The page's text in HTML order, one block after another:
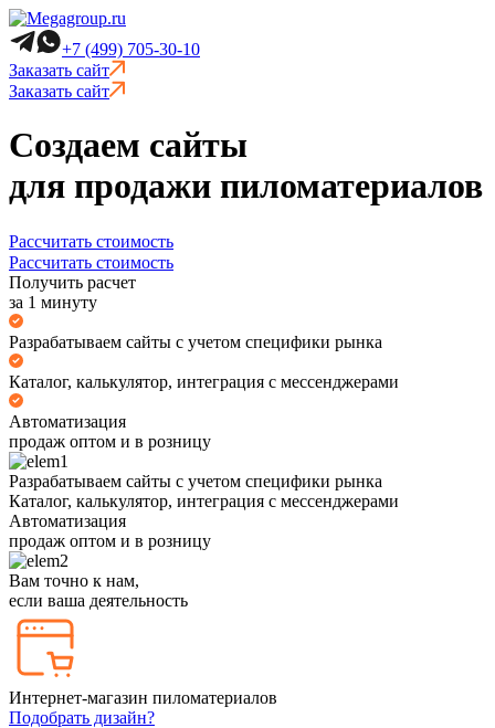
+7 (499) 705-30-10
Заказать сайт
Заказать сайт
Создаем сайты
для продажи пиломатериалов
Рассчитать стоимость
Рассчитать стоимость
Получить расчет
за 1 минуту
Разрабатываем сайты с учетом специфики рынка
Каталог, калькулятор, интеграция с мессенджерами
Автоматизация
продаж оптом и в розницу
Разрабатываем сайты с учетом специфики рынка
Каталог, калькулятор, интеграция с мессенджерами
Автоматизация
продаж оптом и в розницу
Вам точно к нам,
если ваша деятельность
Интернет-магазин пиломатериалов
Подобрать дизайн?